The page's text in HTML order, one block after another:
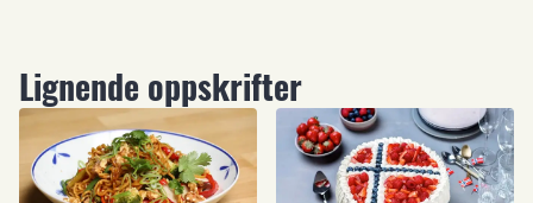
Lignende oppskrifter